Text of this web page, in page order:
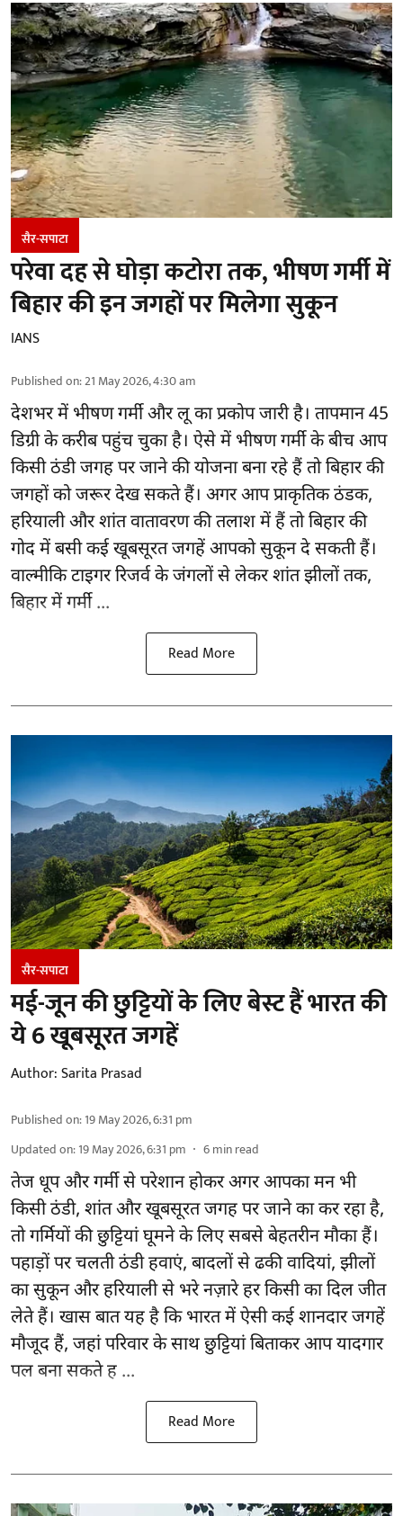
सैर-सपाटा
परेवा दह से घोड़ा कटोरा तक, भीषण गर्मी में
बिहार की इन जगहों पर मिलेगा सुकून
IANS
Published on:21 May 2026, 4:30 am
देशभर में भीषण गर्मी और लू का प्रकोप जारी है। तापमान 45
डिग्री के करीब पहुंच चुका है। ऐसे में भीषण गर्मी के बीच आप
किसी ठंडी जगह पर जाने की योजना बना रहे हैं तो बिहार की
जगहों को जरूर देख सकते हैं। अगर आप प्राकृतिक ठंडक,
हरियाली और शांत वातावरण की तलाश में हैं तो बिहार की
गोद में बसी कई खूबसूरत जगहें आपको सुकून दे सकती हैं।
वाल्मीकि टाइगर रिजर्व के जंगलों से लेकर शांत झीलों तक,
बिहार में गर्मी ...
Read More
सैर-सपाटा
मई-जून की छुट्टियों के लिए बेस्ट हैं भारत की
ये 6 खूबसूरत जगहें
Author:Sarita Prasad
Published on:19 May 2026, 6:31 pm
Updated on:19 May 2026, 6:31 pm 6min read
तेज धूप और गर्मी से परेशान होकर अगर आपका मन भी
किसी ठंडी, शांत और खूबसूरत जगह पर जाने का कर रहा है,
तो गर्मियों की छुट्टियां घूमने के लिए सबसे बेहतरीन मौका हैं।
पहाड़ों पर चलती ठंडी हवाएं, बादलों से ढकी वादियां, झीलों
का सुकून और हरियाली से भरे नज़ारे हर किसी का दिल जीत
लेते हैं। खास बात यह है कि भारत में ऐसी कई शानदार जगहें
मौजूद हैं, जहां परिवार के साथ छुट्टियां बिताकर आप यादगार
पल बना सकते ह ...
Read More